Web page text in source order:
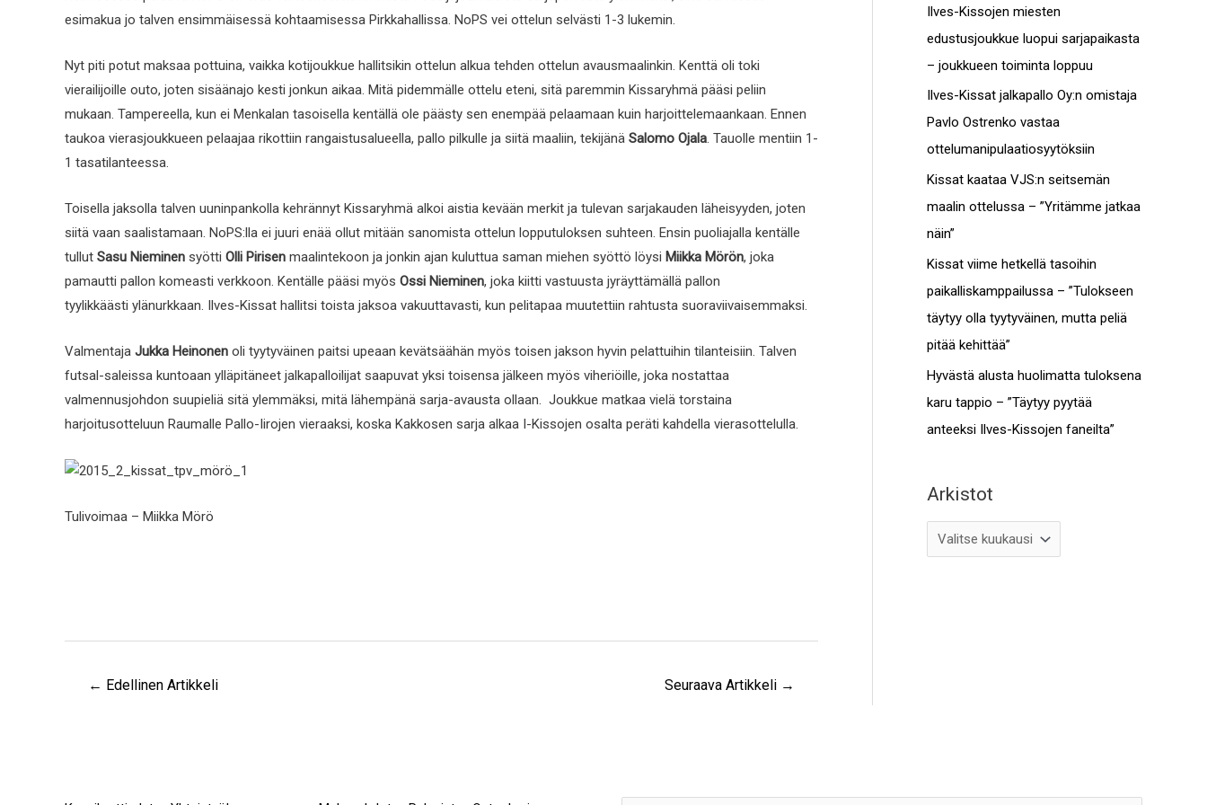
esimakua jo talven ensimmäisessä kohtaamisessa Pirkkahallissa. NoPS vei ottelun selvästi 1-3 lukemin.
Nyt piti potut maksaa pottuina, vaikka kotijoukkue hallitsikin ottelun alkua tehden ottelun avausmaalinkin. Kenttä oli toki
vierailijoille outo, joten sisäänajo kesti jonkun aikaa. Mitä pidemmälle ottelu eteni, sitä paremmin Kissaryhmä pääsi peliin
mukaan. Tampereella, kun ei Menkalan tasoisella kentällä ole päästy sen enempää pelaamaan kuin harjoittelemaankaan. Ennen
taukoa vierasjoukkueen pelaajaa rikottiin rangaistusalueella, pallo pilkulle ja siitä maaliin, tekijänä Salomo Ojala. Tauolle mentiin 1-
1 tasatilanteessa.
Toisella jaksolla talven uuninpankolla kehrännyt Kissaryhmä alkoi aistia kevään merkit ja tulevan sarjakauden läheisyyden, joten
siitä vaan saalistamaan. NoPS:lla ei juuri enää ollut mitään sanomista ottelun lopputuloksen suhteen. Ensin puoliajalla kentälle
tullut Sasu Nieminen syötti Olli Pirisen maalintekoon ja jonkin ajan kuluttua saman miehen syöttö löysi Miikka Mörön, joka
pamautti pallon komeasti verkkoon. Kentälle pääsi myös Ossi Nieminen, joka kiitti vastuusta jyräyttämällä pallon
tyylikkäästi ylänurkkaan. Ilves-Kissat hallitsi toista jaksoa vakuuttavasti, kun pelitapaa muutettiin rahtusta suoraviivaisemmaksi.
Valmentaja Jukka Heinonen oli tyytyväinen paitsi upeaan kevätsäähän myös toisen jakson hyvin pelattuihin tilanteisiin. Talven
futsal-saleissa kuntoaan ylläpitäneet jalkapalloilijat saapuvat yksi toisensa jälkeen myös viheriöille, joka nostattaa
valmennusjohdon suupieliä sitä ylemmäksi, mitä lähempänä sarja-avausta ollaan. Joukkue matkaa vielä torstaina
harjoitusotteluun Raumalle Pallo-Iirojen vieraaksi, koska Kakkosen sarja alkaa I-Kissojen osalta peräti kahdella vierasottelulla.
Tulivoimaa – Miikka Mörö
← Edellinen Artikkeli Seuraava Artikkeli →
c
h
f
o
r
Ilves-Kissojen miesten
edustusjoukkue luopui sarjapaikasta
– joukkueen toiminta loppuu
Ilves-Kissat jalkapallo Oy:n omistaja
Pavlo Ostrenko vastaa
ottelumanipulaatiosyytöksiin
Kissat kaataa VJS:n seitsemän
maalin ottelussa – ”Yritämme jatkaa
näin”
Kissat viime hetkellä tasoihin
paikalliskamppailussa – ”Tulokseen
täytyy olla tyytyväinen, mutta peliä
pitää kehittää”
Hyvästä alusta huolimatta tuloksena
karu tappio – ”Täytyy pyytää
anteeksi Ilves-Kissojen faneilta”
Arkistot
t
o